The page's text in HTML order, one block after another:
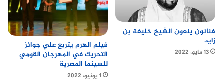
فنانون ينعون الشيخ خليفة بن
زايد
13 مايو، 2022
فيلم الهرم يتربع علي جوائز
التحريك في المهرجان القومي
للسينما المصرية
1 يونيو، 2022